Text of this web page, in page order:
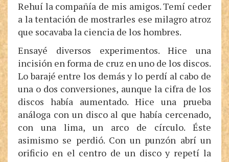
Rehuí la compañía de mis amigos. Temí ceder
a la tentación de mostrarles ese milagro atroz
que socavaba la ciencia de los hombres.
Ensayé diversos experimentos. Hice una
incisión en forma de cruz en uno de los discos.
Lo barajé entre los demás y lo perdí al cabo de
una o dos conversiones, aunque la cifra de los
discos había aumentado. Hice una prueba
análoga con un disco al que había cercenado,
con una lima, un arco de círculo. Éste
asimismo se perdió. Con un punzón abrí un
orificio en el centro de un disco y repetí la